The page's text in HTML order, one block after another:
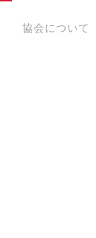
協会について